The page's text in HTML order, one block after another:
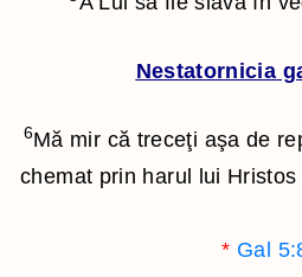
Nestatornicia
6Mă mir că treceţi aşa de
chemat prin harul lui
* Gal